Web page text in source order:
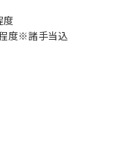
度
度※諸手当込